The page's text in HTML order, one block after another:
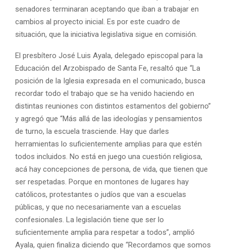
senadores terminaran aceptando que iban a trabajar en
cambios al proyecto inicial. Es por este cuadro de
situación, que la iniciativa legislativa sigue en comisión.
El presbítero José Luis Ayala, delegado episcopal para la
Educación del Arzobispado de Santa Fe, resaltó que “La
posición de la Iglesia expresada en el comunicado, busca
recordar todo el trabajo que se ha venido haciendo en
distintas reuniones con distintos estamentos del gobierno”
y agregó que “Más allá de las ideologías y pensamientos
de turno, la escuela trasciende. Hay que darles
herramientas lo suficientemente amplias para que estén
todos incluidos. No está en juego una cuestión religiosa,
acá hay concepciones de persona, de vida, que tienen que
ser respetadas. Porque en montones de lugares hay
católicos, protestantes o judíos que van a escuelas
públicas, y que no necesariamente van a escuelas
confesionales. La legislación tiene que ser lo
suficientemente amplia para respetar a todos”, amplió
Ayala, quien finaliza diciendo que “Recordamos que somos